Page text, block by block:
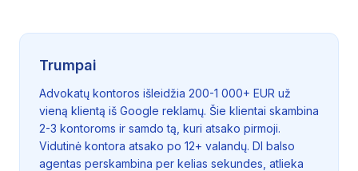
Trumpai
Advokatų kontoros išleidžia 200-1 000+ EUR už
vieną klientą iš Google reklamų. Šie klientai skambina
2-3 kontoroms ir samdo tą, kuri atsako pirmoji.
Vidutinė kontora atsako po 12+ valandų. DI balso
agentas perskambina per kelias sekundes, atlieka